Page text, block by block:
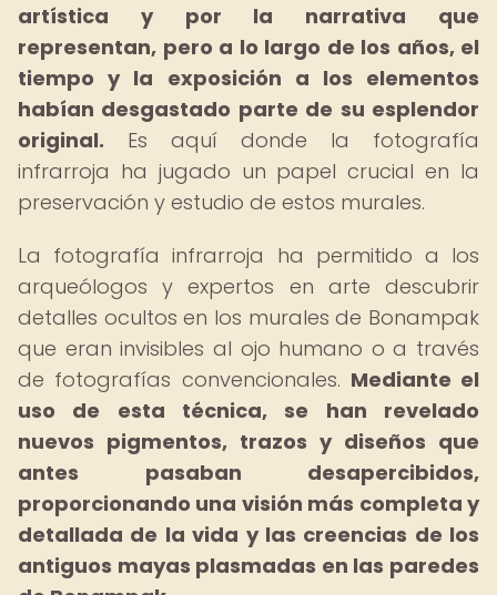
artística y por la narrativa que
representan, pero a lo largo de los años, el
tiempo y la exposición a los elementos
habían desgastado parte de su esplendor
original. Es aquí donde la fotografía
infrarroja ha jugado un papel crucial en la
preservación y estudio de estos murales.
La fotografía infrarroja ha permitido a los
arqueólogos y expertos en arte descubrir
detalles ocultos en los murales de Bonampak
que eran invisibles al ojo humano o a través
de fotografías convencionales. Mediante el
uso de esta técnica, se han revelado
nuevos pigmentos, trazos y diseños que
antes pasaban desapercibidos,
proporcionando una visión más completa y
detallada de la vida y las creencias de los
antiguos mayas plasmadas en las paredes